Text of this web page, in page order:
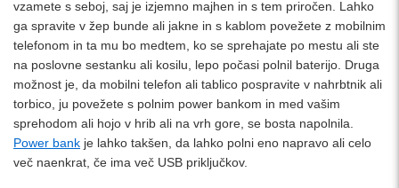
vzamete s seboj, saj je izjemno majhen in s tem priročen. Lahko
ga spravite v žep bunde ali jakne in s kablom povežete z mobilnim
telefonom in ta mu bo medtem, ko se sprehajate po mestu ali ste
na poslovne sestanku ali kosilu, lepo počasi polnil baterijo. Druga
možnost je, da mobilni telefon ali tablico pospravite v nahrbtnik ali
torbico, ju povežete s polnim power bankom in med vašim
sprehodom ali hojo v hrib ali na vrh gore, se bosta napolnila.
Power bank je lahko takšen, da lahko polni eno napravo ali celo
več naenkrat, če ima več USB priključkov.